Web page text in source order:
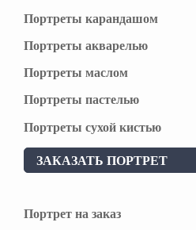
Портреты карандашом
Портреты акварелью
Портреты маслом
Портреты пастелью
Портреты сухой кистью
ЗАКАЗАТЬ ПОРТРЕТ
Портрет на заказ